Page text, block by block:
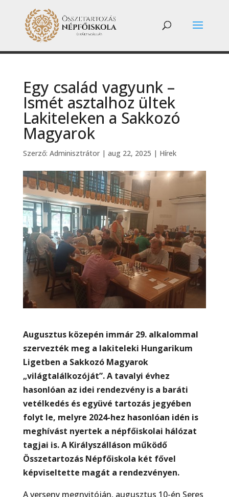
Egy család vagyunk –
Ismét asztalhoz ültek
Lakiteleken a Sakkozó
Magyarok
Szerző: Adminisztrátor| aug 22, 2025 | Hírek
Augusztus közepén immár 29. alkalommal
szervezték meg a lakiteleki Hungarikum
Ligetben a Sakkozó Magyarok
„világtalálkozóját”. A tavalyi évhez
hasonlóan az idei rendezvény is a baráti
vetél­kedés és együvé tartozás jegyében
folyt le, melyre 2024-hez hasonlóan idén is
meghívást nyertek a népfőiskolai hálózat
tagjai is. A Királyszálláson működő
Összetartozás Népfőiskola két fővel
képviseltette magát a rendezvényen.
A verseny megnyitóján, augusztus 10-én Seres